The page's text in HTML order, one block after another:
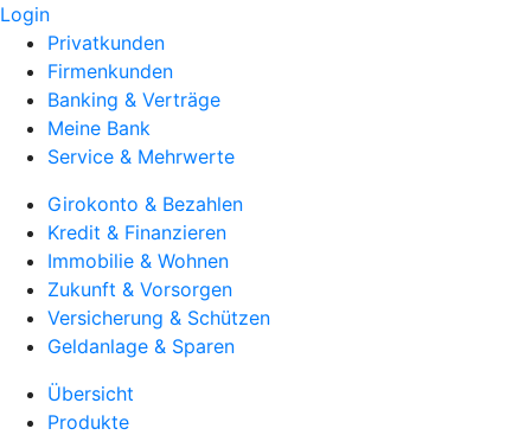
Login
Privatkunden
Firmenkunden
Banking & Verträge
Meine Bank
Service & Mehrwerte
Girokonto & Bezahlen
Kredit & Finanzieren
Immobilie & Wohnen
Zukunft & Vorsorgen
Versicherung & Schützen
Geldanlage & Sparen
Übersicht
Produkte